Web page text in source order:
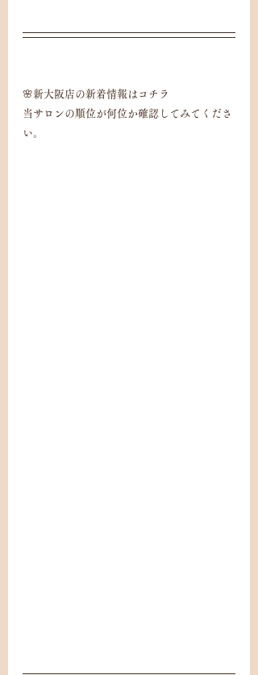
🌸新大阪店の新着情報はコチラ
当サロンの順位が何位か確認してみてくださ
い。